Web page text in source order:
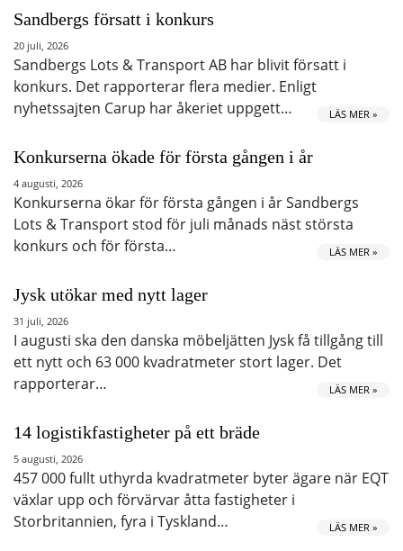
Sandbergs försatt i konkurs
20 juli, 2026
Sandbergs Lots & Transport AB har blivit försatt i
konkurs. Det rapporterar flera medier. Enligt
nyhetssajten Carup har åkeriet uppgett…
LÄS MER »
Konkurserna ökade för första gången i år
4 augusti, 2026
Konkurserna ökar för första gången i år Sandbergs
Lots & Transport stod för juli månads näst största
konkurs och för första…
LÄS MER »
Jysk utökar med nytt lager
31 juli, 2026
I augusti ska den danska möbeljätten Jysk få tillgång till
ett nytt och 63 000 kvadratmeter stort lager. Det
rapporterar…
LÄS MER »
14 logistikfastigheter på ett bräde
5 augusti, 2026
457 000 fullt uthyrda kvadratmeter byter ägare när EQT
växlar upp och förvärvar åtta fastigheter i
Storbritannien, fyra i Tyskland…
LÄS MER »